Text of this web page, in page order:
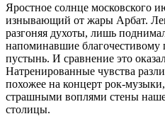
Яростное солнце московского
изнывающий от жары Арбат.
разгоняя духоты, лишь
напоминавшие благочестивому
пустынь. И сравнение это
Натренированные чувства
похожее на концерт рок-
страшными воплями стены
столицы.